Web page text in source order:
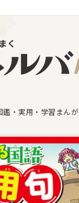
く
鑑・実用・学習まんが